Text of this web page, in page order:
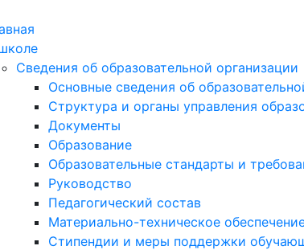
Сведения об образовательной организации
Основные сведения об
Структура и органы управления
Документы
Образование
Образовательные стандарты и
Руководство
Педагогический состав
Материально-техническое
Стипендии и меры поддержки